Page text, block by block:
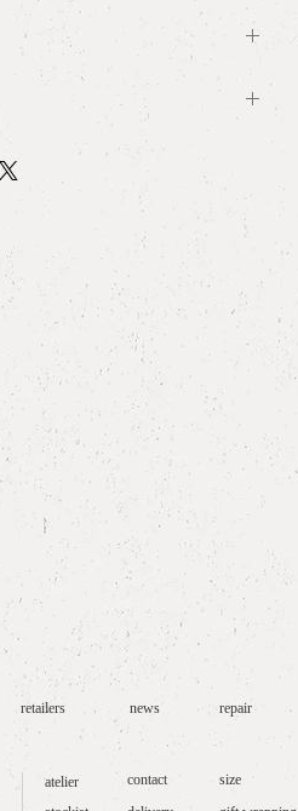
（記載サイズ以外のオーダーも
wrapping
size and measurement
に合わせ、最も適したダイヤモ
たします。エンゲージメントリ
予約の上、三宿アトリエにご来
はcontactよりご希望の日時をご
営業日はnewsよりご確認いただ
成まで、約8週間お時間を頂い
のご予定が既にお決まりの方は
。
retailers news repair
atelier
contact
size